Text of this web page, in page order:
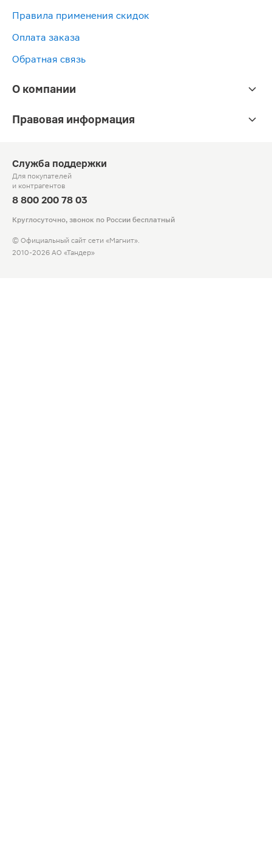
Правила применения скидок
Оплата заказа
Обратная связь
О компании
Правовая информация
Служба поддержки
Для покупателей
и контрагентов
8 800 200 78 03
Круглосуточно, звонок по России бесплатный
© Официальный сайт сети «Магнит».
2010-2026 АО «Тандер»